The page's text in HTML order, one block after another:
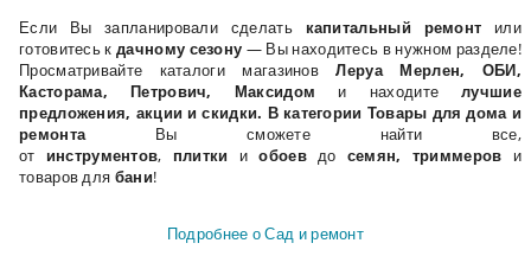
Если Вы запланировали сделать капитальный ремонт или
готовитесь кдачному сезону — Вы находитесь в нужном разделе!
Просматривайте каталоги магазиновЛеруа Мерлен, ОБИ,
Касторама, Петрович, Максидом и находите лучшие
предложения, акции и скидки. В категории Товары для дома и
ремонтаВы сможете найти все,
от инструментов, плитки иобоевдо семян, триммеров и
товаров для бани!
Подробнее о Сад и ремонт